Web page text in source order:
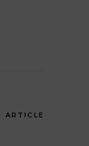
ARTICLE